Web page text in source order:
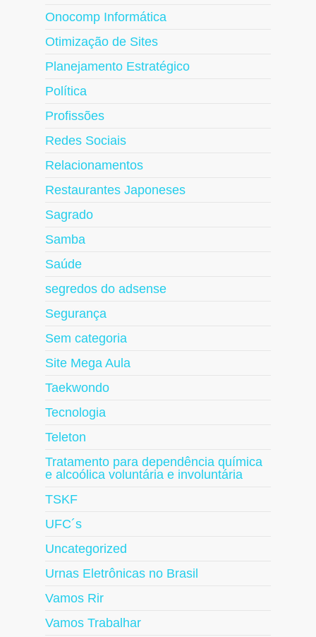
Onocomp Informática
Otimização de Sites
Planejamento Estratégico
Política
Profissões
Redes Sociais
Relacionamentos
Restaurantes Japoneses
Sagrado
Samba
Saúde
segredos do adsense
Segurança
Sem categoria
Site Mega Aula
Taekwondo
Tecnologia
Teleton
Tratamento para dependência química
e alcoólica voluntária e involuntária
TSKF
UFC´s
Uncategorized
Urnas Eletrônicas no Brasil
Vamos Rir
Vamos Trabalhar